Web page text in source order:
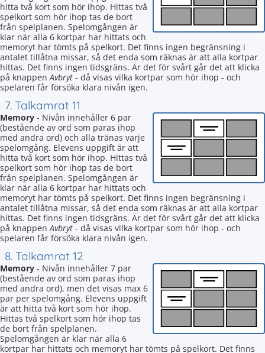
hitta två kort som hör ihop. Hittas två
spelkort som hör ihop tas de bort
från spelplanen. Spelomgången är
klar när alla 6 kortpar har hittats och
memoryt har tömts på spelkort. Det finns ingen begränsning i
antalet tillåtna missar, så det enda som räknas är att alla kortpar
hittas. Det finns ingen tidsgräns. Är det för svårt går det att klicka
på knappenAvbryt - då visas vilka kortpar som hör ihop - och
spelaren får försöka klara nivån igen.
7. Talkamrat 11
Memory - Nivån innehåller 6 par
(bestående av ord som paras ihop
med andra ord) och alla tränas varje
spelomgång. Elevens uppgift är att
hitta två kort som hör ihop. Hittas två
spelkort som hör ihop tas de bort
från spelplanen. Spelomgången är
klar när alla 6 kortpar har hittats och
memoryt har tömts på spelkort. Det finns ingen begränsning i
antalet tillåtna missar, så det enda som räknas är att alla kortpar
hittas. Det finns ingen tidsgräns. Är det för svårt går det att klicka
på knappenAvbryt - då visas vilka kortpar som hör ihop - och
spelaren får försöka klara nivån igen.
8. Talkamrat 12
Memory - Nivån innehåller 7 par
(bestående av ord som paras ihop
med andra ord), men det visas max 6
par per spelomgång. Elevens uppgift
är att hitta två kort som hör ihop.
Hittas två spelkort som hör ihop tas
de bort från spelplanen.
Spelomgången är klar när alla 6
kortpar har hittats och memoryt har tömts på spelkort. Det finns